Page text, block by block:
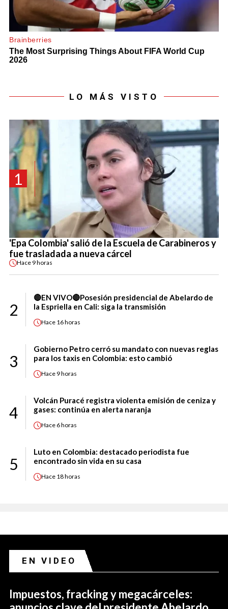
LO MÁS VISTO
1
'Epa Colombia' salió de la Escuela de Carabineros y
fue trasladada a nueva cárcel
Hace 9 horas
2
🔴EN VIVO🔴Posesión presidencial de Abelardo de
la Espriella en Cali: siga la transmisión
Hace 16 horas
3
Gobierno Petro cerró su mandato con nuevas reglas
para los taxis en Colombia: esto cambió
Hace 9 horas
4
Volcán Puracé registra violenta emisión de ceniza y
gases: continúa en alerta naranja
Hace 6 horas
5
Luto en Colombia: destacado periodista fue
encontrado sin vida en su casa
Hace 18 horas
EN VIDEO
Impuestos, fracking y megacárceles: